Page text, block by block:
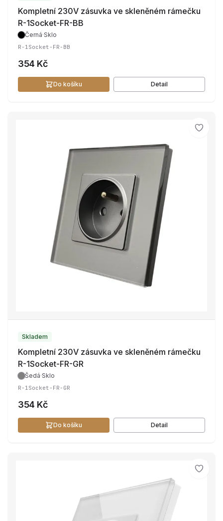
Kompletní 230V zásuvka ve skleněném rámečku
R-1Socket-FR-BB
Černá·Sklo
R-1Socket-FR-BB
354 Kč
Do košíku Detail
Skladem
Kompletní 230V zásuvka ve skleněném rámečku
R-1Socket-FR-GR
Šedá·Sklo
R-1Socket-FR-GR
354 Kč
Do košíku Detail